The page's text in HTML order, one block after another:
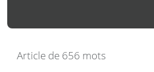
Article de 656 mots